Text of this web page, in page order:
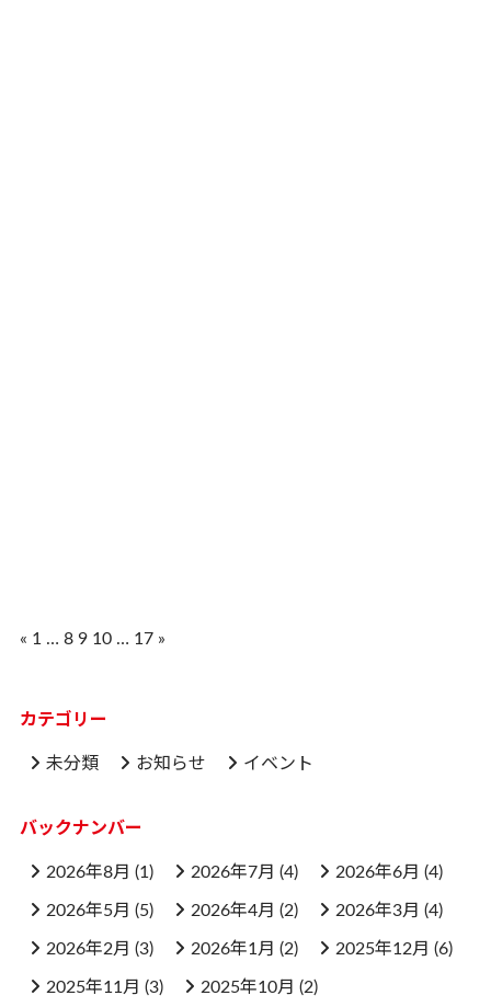
投
ナ
ゲ
シ
ョ
ン
« 1 … 8 9 10 … 17 »
カテゴリー
未分類 お知らせ イベント
バックナンバー
2026年8月 (1) 2026年7月 (4) 2026年6月 (4)
2026年5月 (5) 2026年4月 (2) 2026年3月 (4)
2026年2月 (3) 2026年1月 (2) 2025年12月 (6)
2025年11月 (3) 2025年10月 (2)